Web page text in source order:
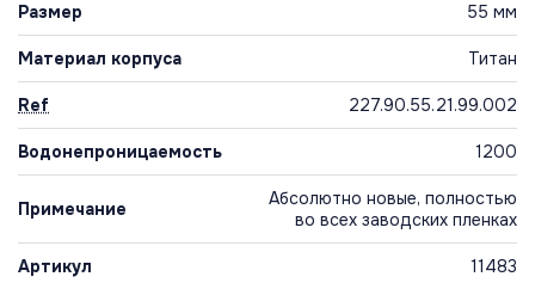
Размер 55 мм
Материал корпуса Титан
Ref 227.90.55.21.99.002
Водонепроницаемость 1200
Примечание
Абсолютно новые, полностью
во всех заводских пленках
Артикул 11483